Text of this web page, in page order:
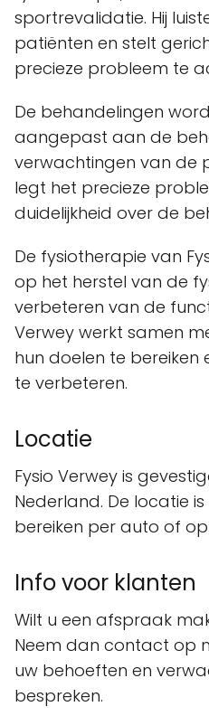
sportrevalidatie. Hij
patiënten en stelt
precieze probleem te
De behandelingen
aangepast aan de
verwachtingen van de
legt het precieze
duidelijkheid over de
De fysiotherapie van
op het herstel van de
verbeteren van de
Verwey werkt samen
hun doelen te bereiken
te verbeteren.
Locatie
Fysio Verwey is
Nederland. De locatie
bereiken per auto of
Info voor klanten
Wilt u een afspraak
Neem dan contact op
uw behoeften en
bespreken.